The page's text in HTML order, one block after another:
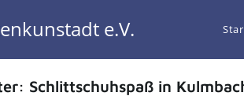
e.V.
Schlittschuhspaß in